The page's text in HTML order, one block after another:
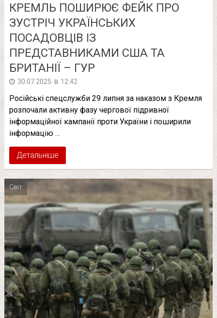
КРЕМЛЬ ПОШИРЮЄ ФЕЙК ПРО
ЗУСТРІЧ УКРАЇНСЬКИХ
ПОСАДОВЦІВ ІЗ
ПРЕДСТАВНИКАМИ США ТА
БРИТАНІЇ – ГУР
30.07.2025 в 12:42
Російські спецслужби 29 липня за наказом з Кремля
розпочали активну фазу чергової підривної
інформаційної кампанії проти України і поширили
інформацію …
Детальніше
Світ